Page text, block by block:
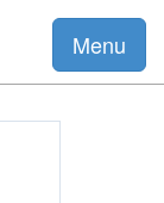
Menu